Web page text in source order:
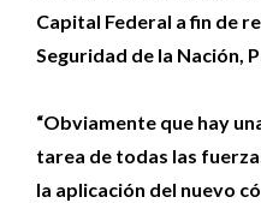
Capital Federal a fin de
Seguridad de la Nación,
“Obviamente que hay
tarea de todas las
la aplicación del nuevo